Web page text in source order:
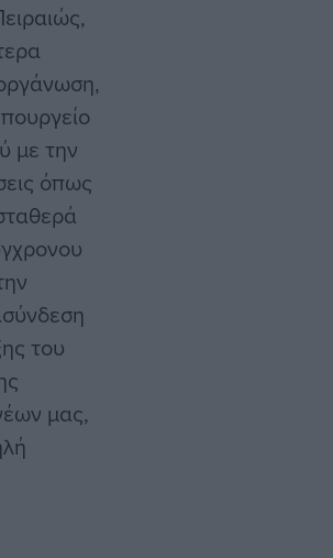
με την
όπως
του
μας,